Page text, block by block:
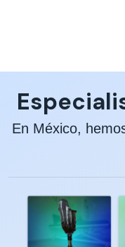
En México,